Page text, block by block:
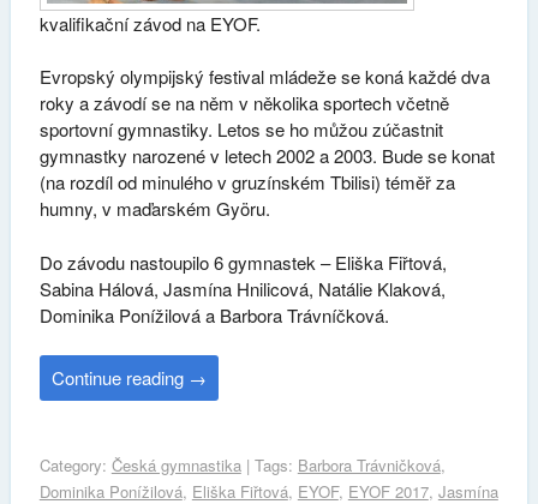
kvalifikační závod na EYOF.
Evropský olympijský festival mládeže se koná každé dva
roky a závodí se na něm v několika sportech včetně
sportovní gymnastiky. Letos se ho můžou zúčastnit
gymnastky narozené v letech 2002 a 2003. Bude se konat
(na rozdíl od minulého v gruzínském Tbilisi) téměř za
humny, v maďarském Györu.
Do závodu nastoupilo 6 gymnastek – Eliška Fiřtová,
Sabina Hálová, Jasmína Hnilicová, Natálie Klaková,
Dominika Ponížilová a Barbora Trávníčková.
Continue reading →
Category: Česká gymnastika| Tags: Barbora Trávničková,
Dominika Ponížilová, Eliška Fiřtová, EYOF, EYOF 2017, Jasmína